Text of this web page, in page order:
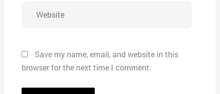
Save my name, email, and website in this
browser for the next time I comment.